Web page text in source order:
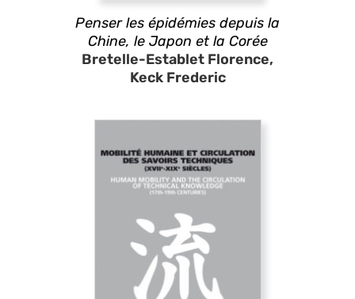
Penser les épidémies depuis la
Chine, le Japon et la Corée
Bretelle-Establet Florence,
Keck Frederic